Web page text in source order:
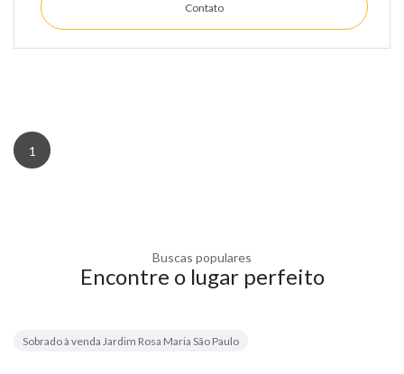
Contato
1
Buscas populares
Encontre o lugar perfeito
Sobrado à venda Jardim Rosa Maria São Paulo